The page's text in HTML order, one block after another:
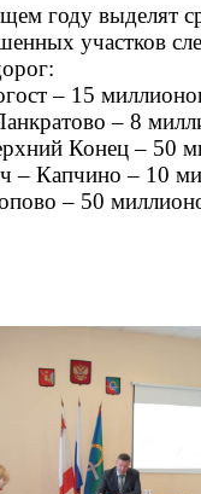
году выделят
участков
– 15
– 8
Конец – 50
– Капчино – 10
– 50